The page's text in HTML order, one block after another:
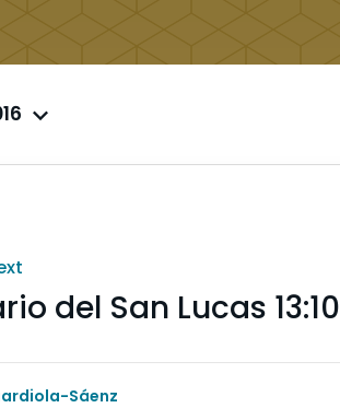
del San Lucas
Sáenz